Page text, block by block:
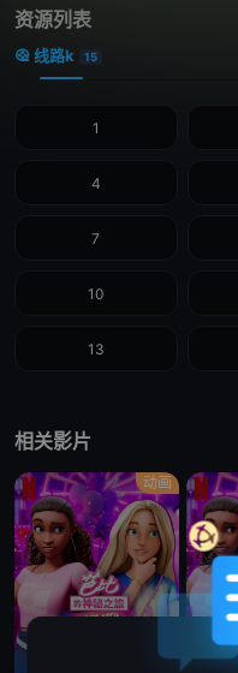
资源列表
线路k 15
1
4
7
10
13
相关影片
动画